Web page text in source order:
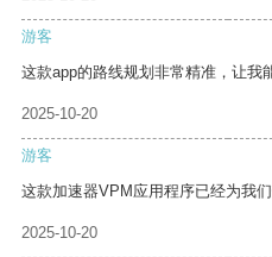
游客
这款app的路线规划非常精准，让我
2025-10-20
游客
这款加速器VPM应用程序已经为我
2025-10-20